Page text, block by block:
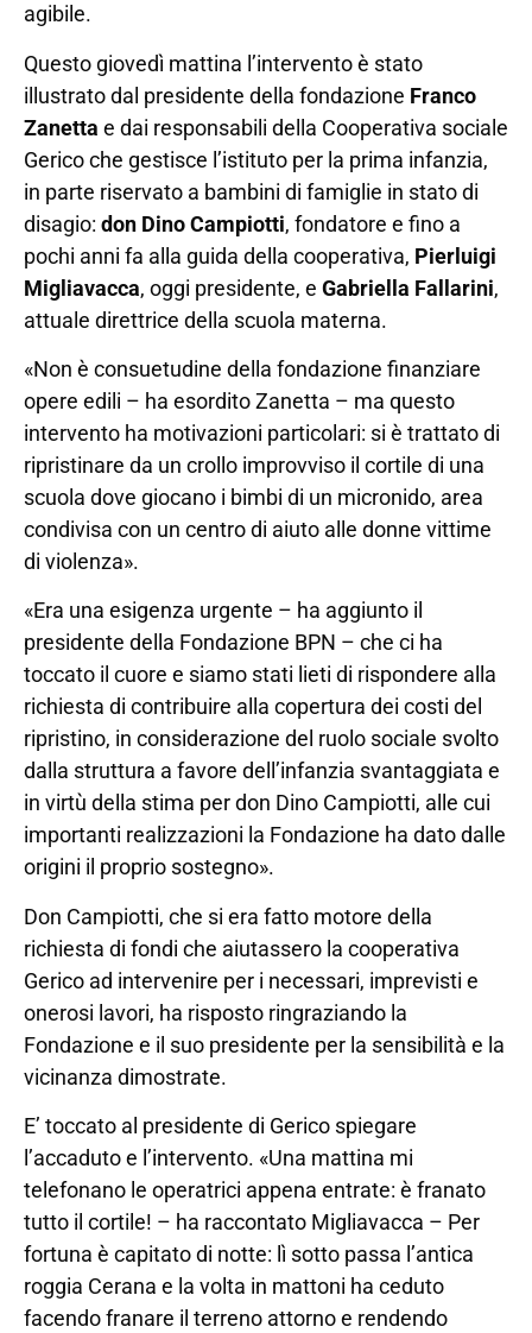
agibile.
Questo giovedì mattina l’intervento è stato
illustrato dal presidente della fondazione Franco
Zanetta e dai responsabili della Cooperativa sociale
Gerico che gestisce l’istituto per la prima infanzia,
in parte riservato a bambini di famiglie in stato di
disagio: don Dino Campiotti, fondatore e fino a
pochi anni fa alla guida della cooperativa, Pierluigi
Migliavacca, oggi presidente, e Gabriella Fallarini,
attuale direttrice della scuola materna.
«Non è consuetudine della fondazione finanziare
opere edili – ha esordito Zanetta – ma questo
intervento ha motivazioni particolari: si è trattato di
ripristinare da un crollo improvviso il cortile di una
scuola dove giocano i bimbi di un micronido, area
condivisa con un centro di aiuto alle donne vittime
di violenza».
«Era una esigenza urgente – ha aggiunto il
presidente della Fondazione BPN – che ci ha
toccato il cuore e siamo stati lieti di rispondere alla
richiesta di contribuire alla copertura dei costi del
ripristino, in considerazione del ruolo sociale svolto
dalla struttura a favore dell’infanzia svantaggiata e
in virtù della stima per don Dino Campiotti, alle cui
importanti realizzazioni la Fondazione ha dato dalle
origini il proprio sostegno».
Don Campiotti, che si era fatto motore della
richiesta di fondi che aiutassero la cooperativa
Gerico ad intervenire per i necessari, imprevisti e
onerosi lavori, ha risposto ringraziando la
Fondazione e il suo presidente per la sensibilità e la
vicinanza dimostrate.
E’ toccato al presidente di Gerico spiegare
l’accaduto e l’intervento. «Una mattina mi
telefonano le operatrici appena entrate: è franato
tutto il cortile! – ha raccontato Migliavacca – Per
fortuna è capitato di notte: lì sotto passa l’antica
roggia Cerana e la volta in mattoni ha ceduto
facendo franare il terreno attorno e rendendo